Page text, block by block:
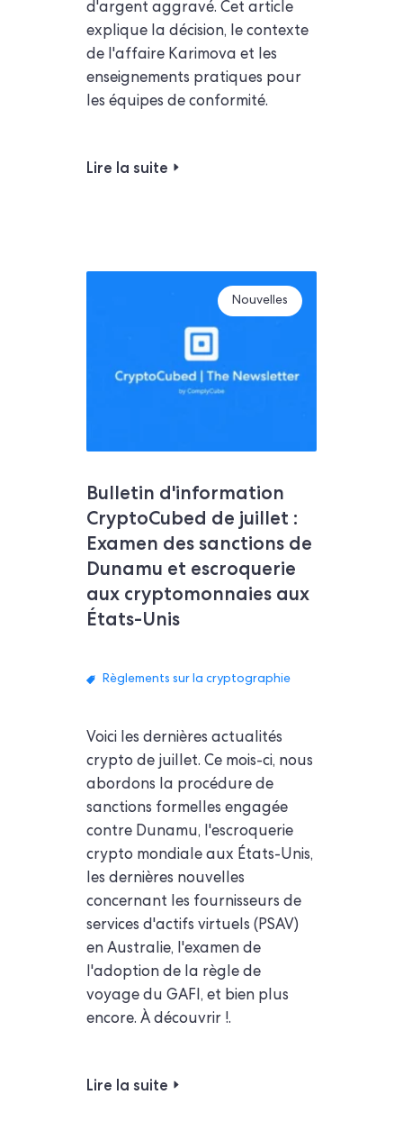
d'argent aggravé. Cet article
explique la décision, le contexte
de l'affaire Karimova et les
enseignements pratiques pour
les équipes de conformité.
Lire la suite
Nouvelles
Bulletin d'information
CryptoCubed de juillet :
Examen des sanctions de
Dunamu et escroquerie
aux cryptomonnaies aux
États-Unis
Règlements sur la cryptographie
Voici les dernières actualités
crypto de juillet. Ce mois-ci, nous
abordons la procédure de
sanctions formelles engagée
contre Dunamu, l'escroquerie
crypto mondiale aux États-Unis,
les dernières nouvelles
concernant les fournisseurs de
services d'actifs virtuels (PSAV)
en Australie, l'examen de
l'adoption de la règle de
voyage du GAFI, et bien plus
encore. À découvrir !.
Lire la suite